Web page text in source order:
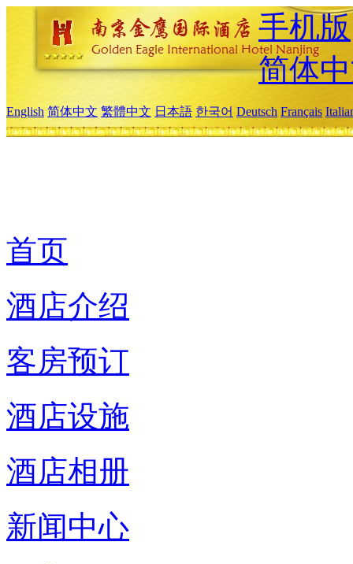
手机版
简体
English 简体中文 繁體中文 日本語 한국어 Deutsch Français
首页
酒店介绍
客房预订
酒店设施
酒店相册
新闻中心